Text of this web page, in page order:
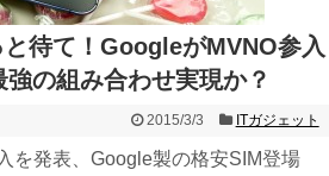
待て！GoogleがMVNO参入
の組み合わせ実現か？
2015/3/3 ITガジェット
を発表、Google製の格安SIM登場